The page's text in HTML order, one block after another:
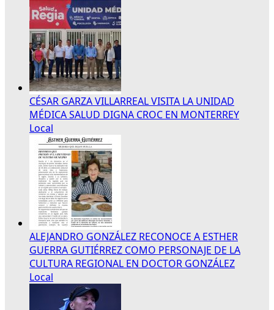
CÉSAR GARZA VILLARREAL VISITA LA UNIDAD
MÉDICA SALUD DIGNA CROC EN MONTERREY
Local
ALEJANDRO GONZÁLEZ RECONOCE A ESTHER
GUERRA GUTIÉRREZ COMO PERSONAJE DE LA
CULTURA REGIONAL EN DOCTOR GONZÁLEZ
Local